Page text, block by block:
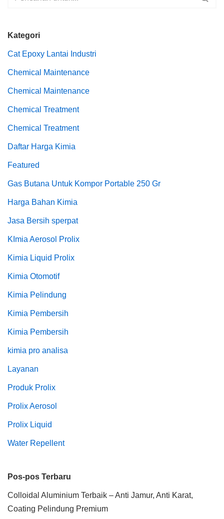
Kategori
Cat Epoxy Lantai Industri
Chemical Maintenance
Chemical Maintenance
Chemical Treatment
Chemical Treatment
Daftar Harga Kimia
Featured
Gas Butana Untuk Kompor Portable 250 Gr
Harga Bahan Kimia
Jasa Bersih sperpat
KImia Aerosol Prolix
Kimia Liquid Prolix
Kimia Otomotif
Kimia Pelindung
Kimia Pembersih
Kimia Pembersih
kimia pro analisa
Layanan
Produk Prolix
Prolix Aerosol
Prolix Liquid
Water Repellent
Pos-pos Terbaru
Colloidal Aluminium Terbaik – Anti Jamur, Anti Karat,
Coating Pelindung Premium